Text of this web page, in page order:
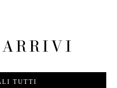
TUTTI